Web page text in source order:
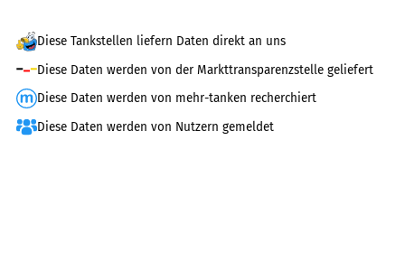
Diese Tankstellen liefern Daten direkt an uns
Diese Daten werden von der Markttransparenzstelle geliefert
Diese Daten werden von mehr-tanken recherchiert
Diese Daten werden von Nutzern gemeldet